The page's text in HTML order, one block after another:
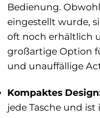
Bedienung.
eingestellt wurde,
oft noch erhältlich
großartige Option
und unauffällige
Kompaktes
jede Tasche und